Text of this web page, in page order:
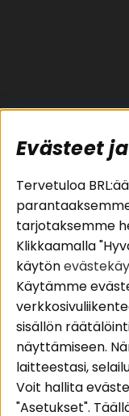
Suositut
Autostereot
Kaiuttimet
Lisätarvikkeet
Kaapelit
Alueet
Autohifi
Evästeet
Tervetuloa
tarjotaksemme
Klikkaamalla
käytön
Käytämme
sisällön
näyttämiseen.
laitteestasi,
Voit hallita
"Asetukset".